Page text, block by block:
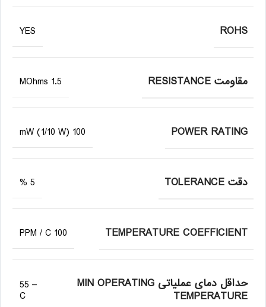
ROHS
YES
مقاومت RESISTANCE 1.5 MOhms
POWER RATING
100 mW (1/10 W)
دقت TOLERANCE 5 %
TEMPERATURE COEFFICIENT
100 PPM / C
حداقل دمای عملیاتی MIN OPERATING
TEMPERATURE
– 55
C